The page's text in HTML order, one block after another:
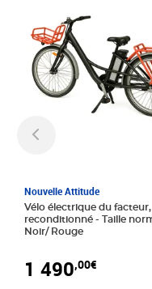
Nouvelle Attitude
Vélo électrique du facteur,
reconditionné - Taille normale -
Noir/ Rouge
1 490,00€